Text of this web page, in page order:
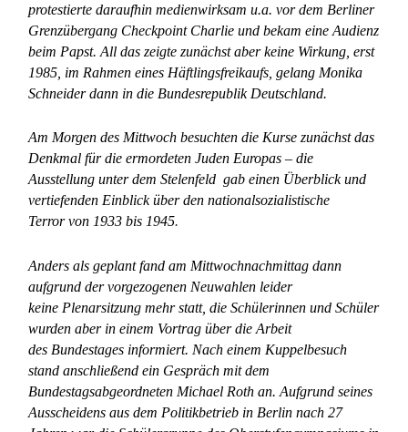
protestierte daraufhin medienwirksam u.a. vor dem Berliner
Grenzübergang Checkpoint Charlie und bekam eine Audienz
beim Papst. All das zeigte zunächst aber keine Wirkung, erst
1985, im Rahmen eines Häftlingsfreikaufs, gelang Monika
Schneider dann in die Bundesrepublik Deutschland.
Am Morgen des Mittwoch besuchten die Kurse zunächst das
Denkmal für die ermordeten Juden Europas – die
Ausstellung unter dem Stelenfeld gab einen Überblick und
vertiefenden Einblick über den nationalsozialistische
Terror von 1933 bis 1945.
Anders als geplant fand am Mittwochnachmittag dann
aufgrund der vorgezogenen Neuwahlen leider
keine Plenarsitzung mehr statt, die Schülerinnen und Schüler
wurden aber in einem Vortrag über die Arbeit
des Bundestages informiert. Nach einem Kuppelbesuch
stand anschließend ein Gespräch mit dem
Bundestagsabgeordneten Michael Roth an. Aufgrund seines
Ausscheidens aus dem Politikbetrieb in Berlin nach 27